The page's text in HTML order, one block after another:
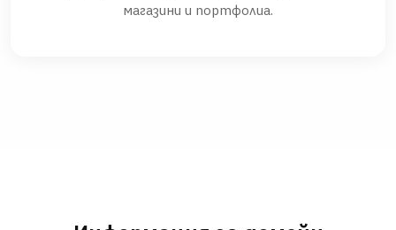
магазини и портфолиа.